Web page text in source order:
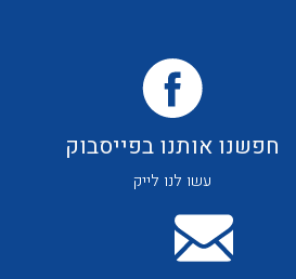
לכל מוצרי היצרן
חפשנו אותנו בפייסבוק
עשו לנו לייק